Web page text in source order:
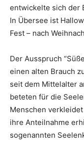
entwickelte sich der
In Übersee ist
Fest – nach
Der Ausspruch
einen alten Brauch
seit dem Mittelalter
beteten für die
Menschen
ihre Anteilnahme
sogenannten